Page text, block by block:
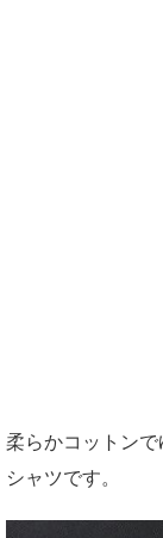
柔らかコットン
シャツです。